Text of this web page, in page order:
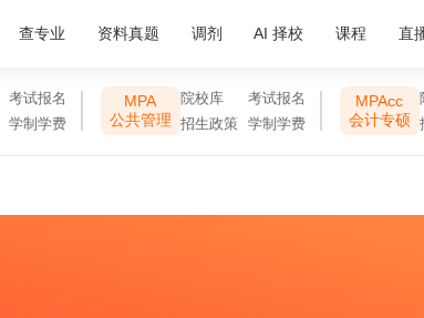
查专业 资料真题 调剂 AI 择校 课程 直
考试报名
学制学费
MPA
公共管理
院校库
考试报名
招生政策
学制学费
MPAcc
会计专硕